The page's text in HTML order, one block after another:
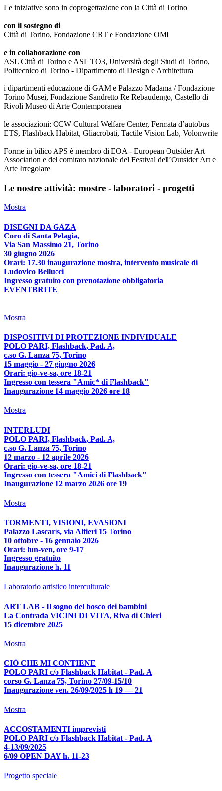
Le iniziative sono in coprogettazione con la Città di Torino
con il sostegno di
Città di Torino, Fondazione CRT e Fondazione OMI
e in collaborazione con
ASL Città di Torino e ASL TO3, Università degli Studi di Torino,
Politecnico di Torino - Dipartimento di Design e Architettura
i dipartimenti educazione di GAM e Palazzo Madama / Fondazione
Torino Musei, Fondazione Sandretto Re Rebaudengo, Castello di
Rivoli Museo di Arte Contemporanea
le associazioni: CCW Cultural Welfare Center, Fermata d’autobus
ETS, Flashback Habitat, Gliacrobati, Tactile Vision Lab, Volonwrite
Forme in bilico APS è membro di EOA - European Outsider Art
Association e del comitato nazionale del Festival dell’Outsider Art e
Arte Irregolare
Le nostre attività: mostre - laboratori - progetti
Mostra
DISEGNI DA GAZA
Coro di Santa Pelagia,
Via San Massimo 21, Torino
30 giugno 2026
Orari: 17.30 inaugurazione mostra, intervento musicale di
Ludovico Bellucci
Ingresso gratuito con prenotazione obbligatoria
EVENTBRITE
Mostra
DISPOSITIVI DI PROTEZIONE INDIVIDUALE
POLO PARI, Flashback, Pad. A,
c.so G. Lanza 75, Torino
15 maggio - 27 giugno 2026
Orari: gio-ve-sa, ore 18-21
Ingresso con tessera "Amic* di Flashback"
Inaugurazione 14 maggio 2026 ore 18
Mostra
INTERLUDI
POLO PARI, Flashback, Pad. A,
c.so G. Lanza 75, Torino
12 marzo - 12 aprile 2026
Orari: gio-ve-sa, ore 18-21
Ingresso con tessera "Amici di Flashback"
Inaugurazione 12 marzo 2026 ore 19
Mostra
TORMENTI, VISIONI, EVASIONI
Palazzo Lascaris, via Alfieri 15 Torino
10 ottobre - 16 gennaio 2026
Orari: lun-ven, ore 9-17
Ingresso gratuito
Inaugurazione h. 11
Laboratorio artistico interculturale
ART LAB - Il sogno del bosco dei bambini
La Contrada VICINI DI VITA, Riva di Chieri
15 dicembre 2025
Mostra
CIÒ CHE MI CONTIENE
POLO PARI c/o Flashback Habitat - Pad. A
corso G. Lanza 75, Torino 27/09-15/10
Inaugurazione ven. 26/09/2025 h 19 — 21
Mostra
ACCOSTAMENTI imprevisti
POLO PARI c/o Flashback Habitat - Pad. A
4-13/09/2025
6/09 OPEN DAY h. 11-23
Progetto speciale